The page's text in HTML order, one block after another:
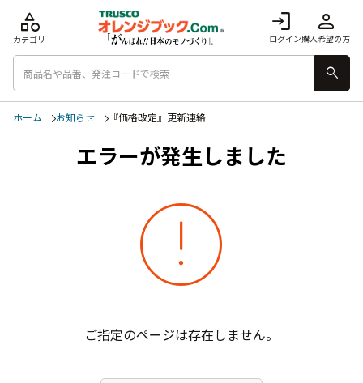
login
ログイン
person
購入希望の方
category
カテゴリ
search
ホーム お知らせ 『価格改定』更新連絡
エラーが発生しました
error
ご指定のページは存在しません。